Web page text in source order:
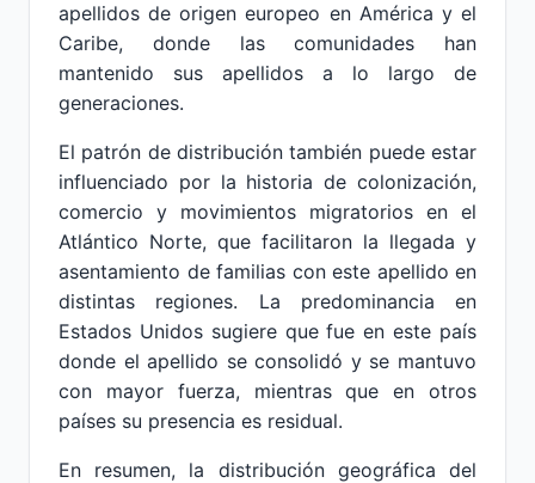
apellidos de origen europeo en América y el
Caribe, donde las comunidades han
mantenido sus apellidos a lo largo de
generaciones.
El patrón de distribución también puede estar
influenciado por la historia de colonización,
comercio y movimientos migratorios en el
Atlántico Norte, que facilitaron la llegada y
asentamiento de familias con este apellido en
distintas regiones. La predominancia en
Estados Unidos sugiere que fue en este país
donde el apellido se consolidó y se mantuvo
con mayor fuerza, mientras que en otros
países su presencia es residual.
En resumen, la distribución geográfica del